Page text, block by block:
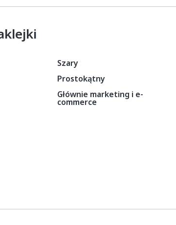
Szary
Prostokątny
Głównie marketing i e-
commerce